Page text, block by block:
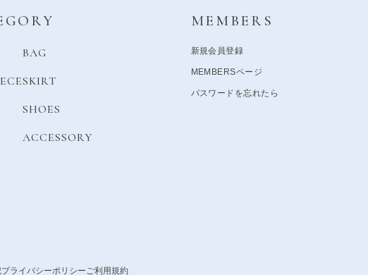
BAG
SKIRT
SHOES
ACCESSORY
MEMBERS
新規会員登録
MEMBERSページ
パスワードを忘れたら
プライバシーポリシーご利用規約